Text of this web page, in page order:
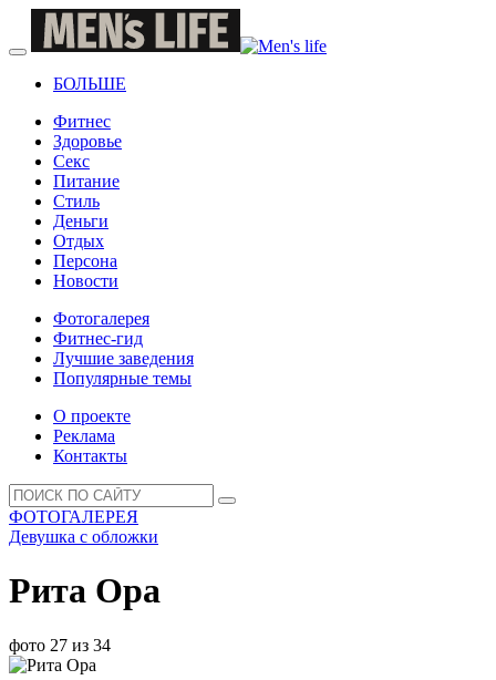
БОЛЬШЕ
Фитнес
Здоровье
Секс
Питание
Стиль
Деньги
Отдых
Персона
Новости
Фотогалерея
Фитнес-гид
Лучшие заведения
Популярные темы
О проекте
Реклама
Контакты
ФОТОГАЛЕРЕЯ
Девушка с обложки
Рита Ора
фото 27 из 34